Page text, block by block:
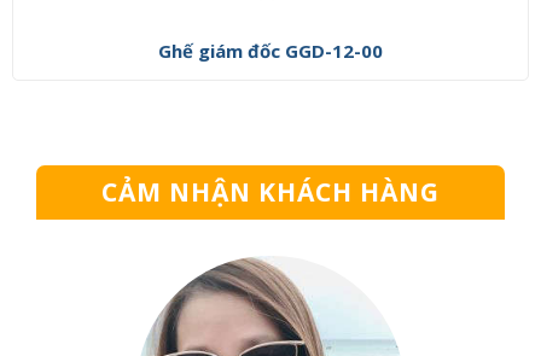
Ghế giám đốc GGD-12-00
CẢM NHẬN KHÁCH HÀNG